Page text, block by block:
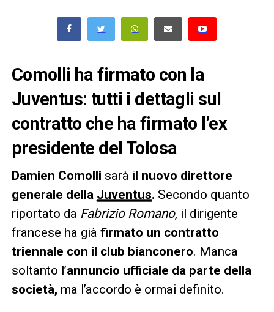
Comolli ha firmato con la
Juventus: tutti i dettagli sul
contratto che ha firmato l’ex
presidente del Tolosa
Damien Comolli sarà il nuovo direttore
generale della Juventus. Secondo quanto
riportato da Fabrizio Romano, il dirigente
francese ha già firmato un contratto
triennale con il club bianconero. Manca
soltanto l’annuncio ufficiale da parte della
società, ma l’accordo è ormai definito.